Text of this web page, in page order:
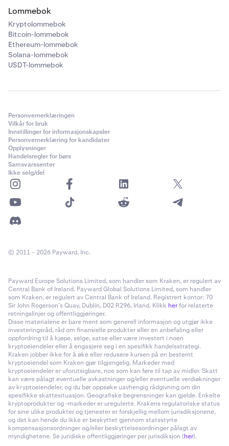
Lommebok
Kryptolommebok
Bitcoin-lommebok
Ethereum-lommebok
Solana-lommebok
USDT-lommebok
Personvernerklæringen
Vilkår for bruk
Innstillinger for informasjonskapsler
Personvernerklæring for kandidater
Opplysninger
Handelsregler for børs
Samsvarssenter
Ikke selg/del
© 2011 – 2026 Payward, Inc.
Payward Europe Solutions Limited, som handler som Kraken, er regulert av
Central Bank of Ireland. Payward Global Solutions Limited, som handler
som Kraken, er regulert av Central Bank of Ireland. Registrert kontor: 70
Sir John Rogerson’s Quay, Dublin, D02 R296, Irland. Klikk herfor relaterte
retningslinjer og offentliggjøringer.
Disse materialene er bare ment som generell informasjon og utgjør ikke
investeringsråd, råd om finansielle produkter eller en anbefaling eller
oppfordring til å kjøpe, selge, satse eller være investert i noen
kryptoeiendeler eller å engasjere seg i en spesifikk handelsstrategi.
Kraken jobber ikke for å øke eller redusere kursen på en bestemt
kryptoeiendel som Kraken gjør tilgjengelig. Markeder med
kryptoeiendeler er uforutsigbare, noe som kan føre til tap av midler. Skatt
kan være pålagt eventuelle avkastninger og/eller eventuelle verdiøkninger
av kryptoeiendeler, og du bør oppsøke uavhengig rådgivning om din
spesifikke skattesituasjon. Geografiske begrensninger kan gjelde. Enkelte
kryptoprodukter og -markeder er uregulerte. Krakens regulatoriske status
for sine ulike produkter og tjenester er forskjellig mellom jurisdiksjonene,
og det kan hende du ikke er beskyttet gjennom statsstyrte
kompensasjonsordninger og/eller beskyttelsesordninger pålagt av
myndighetene. Se juridiske offentliggjøringer per jurisdiksjon (her).